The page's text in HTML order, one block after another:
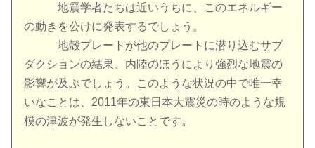
地震学者たちは近いうちに、このエネルギー
の動きを公けに発表するでしょう。
地殻プレートが他のプレートに潜り込むサブ
ダクションの結果、内陸のほうにより強烈な地震の
影響が及ぶでしょう。このような状況の中で唯一幸
いなことは、2011年の東日本大震災の時のような規
模の津波が発生しないことです。